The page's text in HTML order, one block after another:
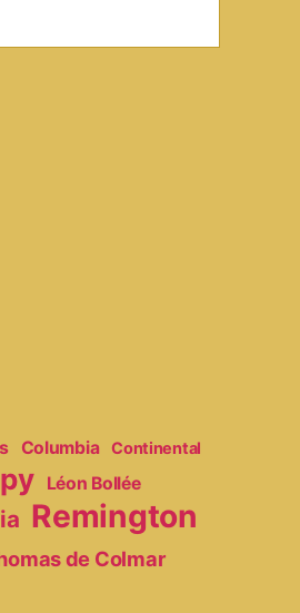
Columbia Continental
Léon Bollée
Remington
de Colmar